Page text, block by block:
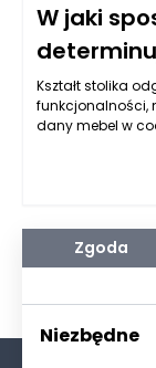
W jaki
Kształt stolika
funkcjonalności,
dany mebel w
tylko estetyką,
wykorzystywać.
tylko kwestią
Zgoda
Niezbędne